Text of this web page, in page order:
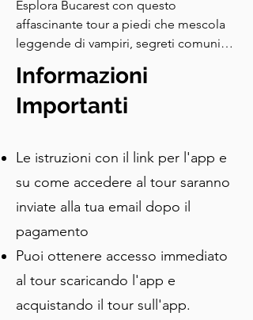
Esplora Bucarest con questo
affascinante tour a piedi che mescola
leggende di vampiri, segreti comunisti
l'Impalatore, il Dracula della vita reale,
fondò la città. Fermati a Piazza della
Rivoluzione, rivivendo la drammatica
Ceaușescu, e ammira come Bucarest
sia sopravvissuta al suo regime
iconici come l'Ateneo Rumeno,
antiche chiese miracolosamente
salvate dalla distruzione, e passeggia
lungo eleganti viali ispirati a Parigi.
Ascolta storie intriganti di santi,
peccatori ed eroi—un viaggio
Informazioni
Importanti
Le istruzioni con il link per l'app e
su come accedere al tour saranno
inviate alla tua email dopo il
pagamento
Puoi ottenere accesso immediato
al tour scaricando l'app e
acquistando il tour sull'app.